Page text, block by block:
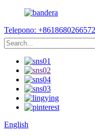
Telepono: +8618680266572
English